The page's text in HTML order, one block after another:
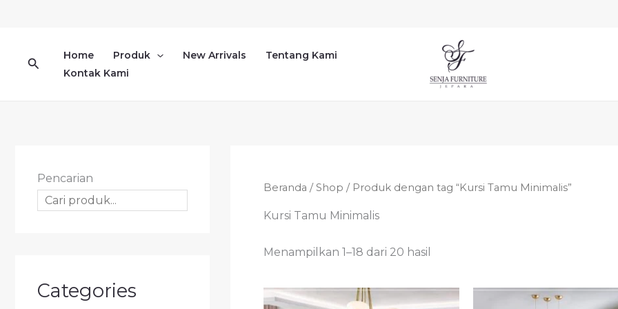
Cari Home Produk New Arrivals
Tentang Kami
Kontak Kami
Pencarian
Categories
Beranda /Shop / Produk dengan tag “Kursi Tamu Minimalis”
Kursi Tamu Minimalis
Menampilkan 1–18 dari 20 hasil